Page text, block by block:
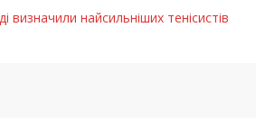
визначили найсильніших тенісистів